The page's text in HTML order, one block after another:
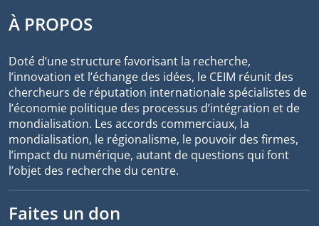
À PROPOS
Doté d’une structure favorisant la recherche,
l’innovation et l’échange des idées, le CEIM réunit des
chercheurs de réputation internationale spécialistes de
l’économie politique des processus d’intégration et de
mondialisation. Les accords commerciaux, la
mondialisation, le régionalisme, le pouvoir des firmes,
l’impact du numérique, autant de questions qui font
l’objet des recherche du centre.
Faites un don